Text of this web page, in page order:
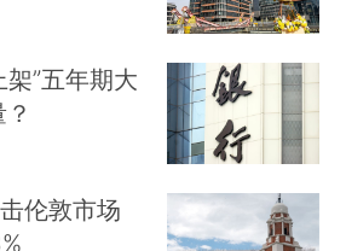
”五年期大
伦敦市场